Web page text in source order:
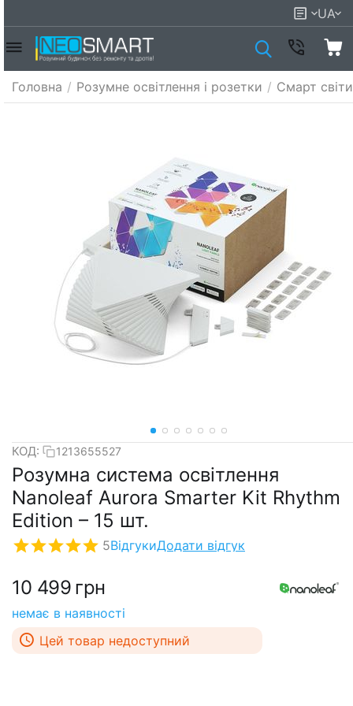
UA
Головна / Розумне освітлення і розетки / Смарт
КОД: 1213655527
Розумна система освітлення
Nanoleaf Aurora Smarter Kit Rhythm
Edition – 15 шт.
5ВідгукиДодати відгук
10 499 грн
немає в наявності
Цей товар недоступний